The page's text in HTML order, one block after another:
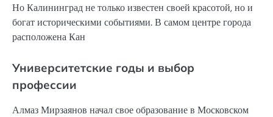
Но Калининград не только известен своей красотой, но и
богат историческими событиями. В самом центре города
расположена Кан
Университетские годы и выбор
профессии
Алмаз Мирзаянов начал свое образование в Московском